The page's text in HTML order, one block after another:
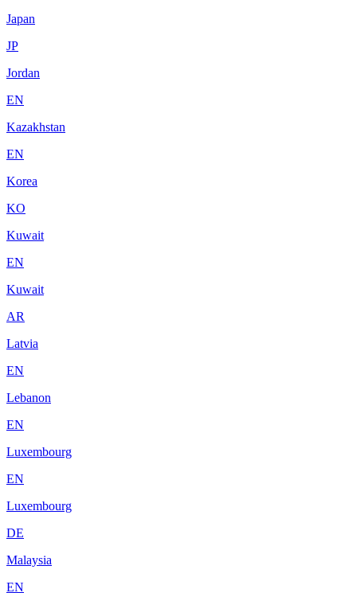
Japan
JP
Jordan
EN
Kazakhstan
EN
Korea
KO
Kuwait
EN
Kuwait
AR
Latvia
EN
Lebanon
EN
Luxembourg
EN
Luxembourg
DE
Malaysia
EN